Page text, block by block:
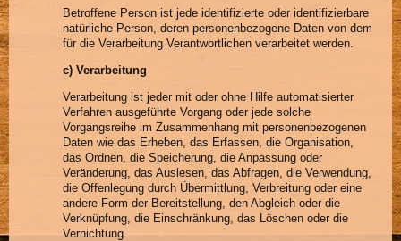
Betroffene Person ist jede identifizierte oder identifizierbare
natürliche Person, deren personenbezogene Daten von dem
für die Verarbeitung Verantwortlichen verarbeitet werden.
c) Verarbeitung
Verarbeitung ist jeder mit oder ohne Hilfe automatisierter
Verfahren ausgeführte Vorgang oder jede solche
Vorgangsreihe im Zusammenhang mit personenbezogenen
Daten wie das Erheben, das Erfassen, die Organisation,
das Ordnen, die Speicherung, die Anpassung oder
Veränderung, das Auslesen, das Abfragen, die Verwendung,
die Offenlegung durch Übermittlung, Verbreitung oder eine
andere Form der Bereitstellung, den Abgleich oder die
Verknüpfung, die Einschränkung, das Löschen oder die
Vernichtung.